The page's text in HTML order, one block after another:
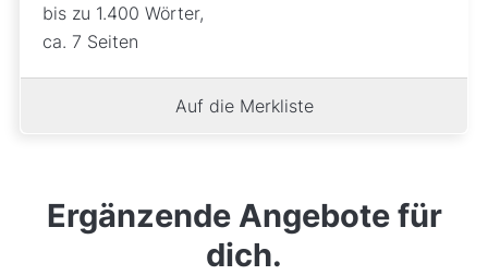
bis zu 1.400 Wörter,
ca. 7 Seiten
Auf die Merkliste
Ergänzende Angebote für
dich.